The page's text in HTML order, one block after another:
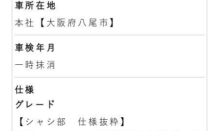
車所在地
本社【大阪府八尾市】
車検年月
一時抹消
仕様
グレード
【シャシ部 仕様抜粋】